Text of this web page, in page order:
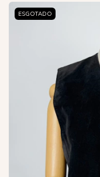
ESGOTADO